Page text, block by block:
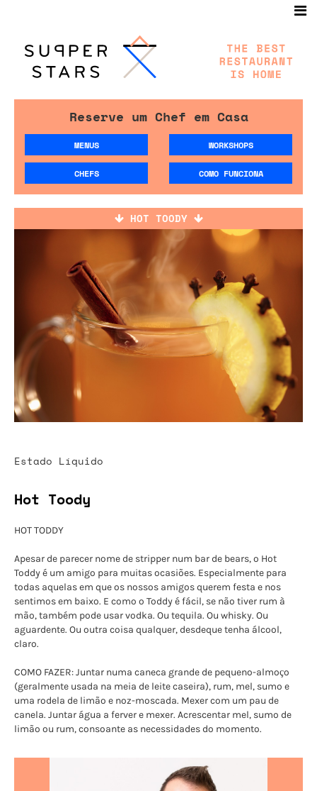
Reserve um Chef em Casa
MENUS WORKSHOPS
CHEFS COMO FUNCIONA
HOT TOODY
Estado Líquido
Hot Toody
HOT TODDY
Apesar de parecer nome de stripper num bar de bears, o Hot
Toddy é um amigo para muitas ocasiões. Especialmente para
todas aquelas em que os nossos amigos querem festa e nos
sentimos em baixo. E como o Toddy é fácil, se não tiver rum à
mão, também pode usar vodka. Ou tequila. Ou whisky. Ou
aguardente. Ou outra coisa qualquer, desdeque tenha álcool,
claro.
COMO FAZER: Juntar numa caneca grande de pequeno-almoço
(geralmente usada na meia de leite caseira), rum, mel, sumo e
uma rodela de limão e noz-moscada. Mexer com um pau de
canela. Juntar água a ferver e mexer. Acrescentar mel, sumo de
limão ou rum, consoante as necessidades do momento.